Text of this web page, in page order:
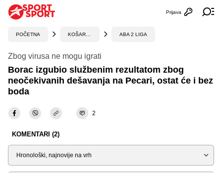
Otvori
Prijava
POČETNA ABA 2 LIGA
Zbog virusa ne mogu igrati
Borac izgubio službenim rezultatom zbog
neočekivanih dešavanja na Pecari, ostat će i bez
boda
2
KOMENTARI (2)
Sortiraj